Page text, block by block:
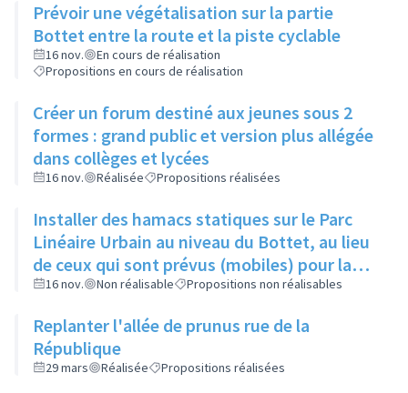
Prévoir une végétalisation sur la partie
Bottet entre la route et la piste cyclable
16 nov.
En cours de réalisation
Propositions en cours de réalisation
Créer un forum destiné aux jeunes sous 2
formes : grand public et version plus allégée
dans collèges et lycées
16 nov. Réalisée Propositions réalisées
Installer des hamacs statiques sur le Parc
Linéaire Urbain au niveau du Bottet, au lieu
de ceux qui sont prévus (mobiles) pour la
limiter la dangerosité
16 nov. Non réalisable Propositions non réalisables
Replanter l'allée de prunus rue de la
République
29 mars Réalisée Propositions réalisées